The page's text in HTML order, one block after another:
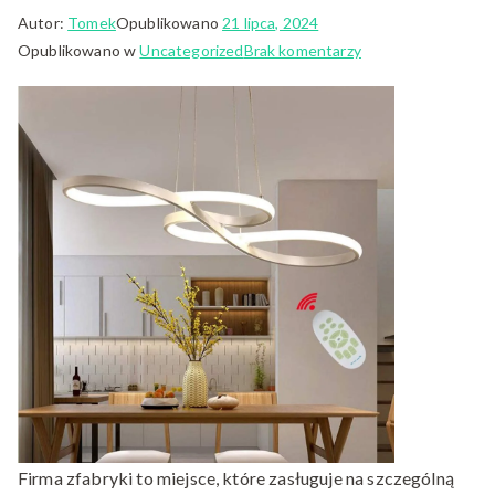
Autor: TomekOpublikowano 21 lipca, 2024
Opublikowano wUncategorizedBrak komentarzydo
zfabryki
które
Firma zfabryki to miejsce, które zasługuje na szczególną